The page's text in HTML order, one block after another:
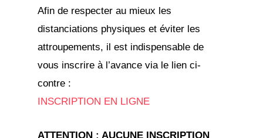
Afin de respecter au mieux les
distanciations physiques et éviter les
attroupements, il est indispensable de
vous inscrire à l’avance via le lien ci-
contre :
INSCRIPTION EN LIGNE
ATTENTION : AUCUNE INSCRIPTION